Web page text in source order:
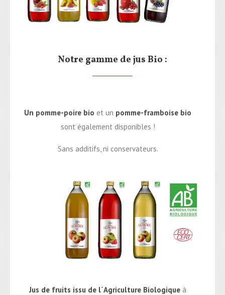
Notre gamme de jus Bio :
Un pomme-poire bio et un pomme-framboise bio
sont également disponibles !
Sans additifs, ni conservateurs.
Jus de fruits issu de l´Agriculture Biologique à